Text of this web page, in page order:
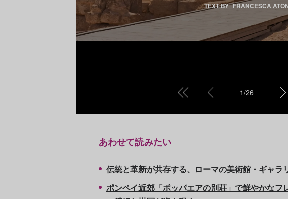
TEXT BY FRANCESCA
1/26
あわせて読みたい
伝統と革新が共存する、ローマの美術館・ギャラ
ポンペイ近郊「ポッパエアの別荘」で鮮やかなフ